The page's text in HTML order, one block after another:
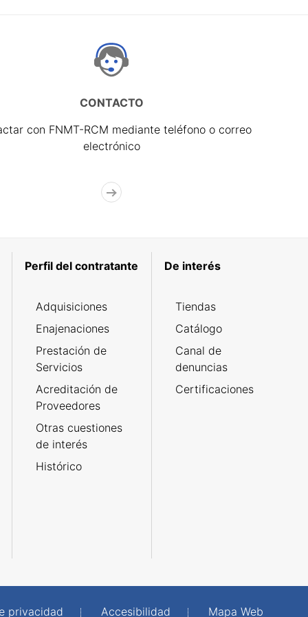
CONTACTO
con FNMT-RCM mediante teléfono o correo
electrónico
Perfil del contratante
Adquisiciones
Enajenaciones
Prestación de
Servicios
Acreditación de
Proveedores
Otras cuestiones
de interés
Histórico
De interés
Tiendas
Catálogo
Canal de
denuncias
Certificaciones
privacidad Accesibilidad Mapa Web